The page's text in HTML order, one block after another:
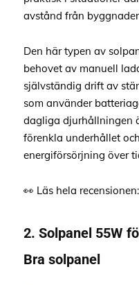
avstånd från
Den här typen av
behovet av manuell
självständig drift av
som använder
dagliga djurhållningen
förenkla underhållet
energiförsörjning över
👀 Läs hela recensionen:
2. Solpanel 55W
Bra solpanel